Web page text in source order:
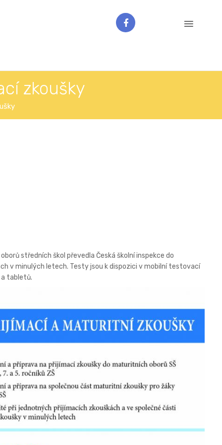
zkoušky
středních škol převedla Česká školní inspekce do
v minulých letech. Testy jsou k dispozici v mobilní testovací
a tabletů.